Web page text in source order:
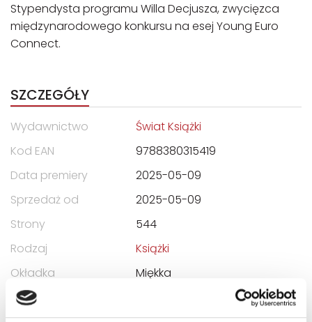
Stypendysta programu Willa Decjusza, zwycięzca
międzynarodowego konkursu na esej Young Euro
Connect.
SZCZEGÓŁY
Wydawnictwo
Świat Książki
Kod EAN
9788380315419
Data premiery
2025-05-09
Sprzedaż od
2025-05-09
Strony
544
Rodzaj
Książki
Okładka
Miękka
Format